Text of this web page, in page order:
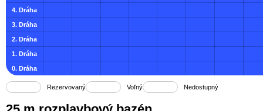
4. Dráha
3. Dráha
2. Dráha
1. Dráha
0. Dráha
Rezervovaný Voľný Nedostupný